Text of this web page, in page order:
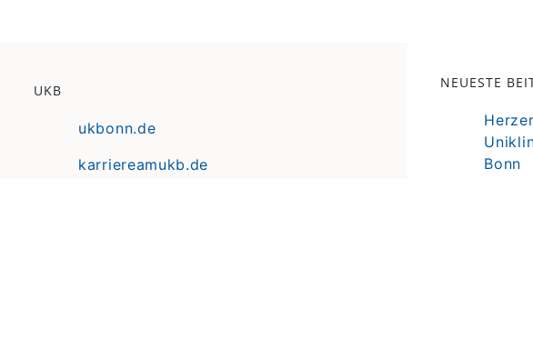
UKB
ukbonn.de
karriereamukb.de
NEUESTE
Bonn